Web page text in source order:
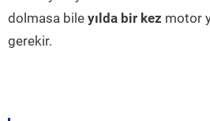
dolmasa bile yılda bir kez motor
gerekir.